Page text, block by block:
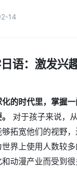
14
语：激发兴
的时代里，掌握
对于孩子来说，
拓宽他们的视野
界上使用人数较多
动漫产业而受到